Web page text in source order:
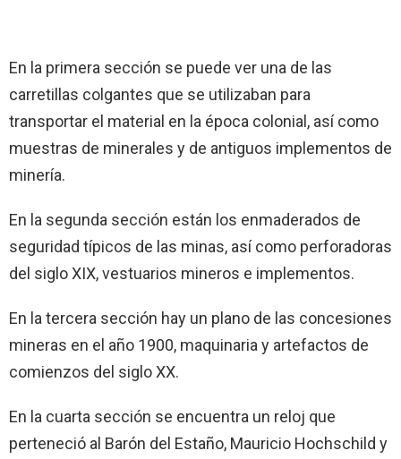
En la primera sección se puede ver una de las
carretillas colgantes que se utilizaban para
transportar el material en la época colonial, así como
muestras de minerales y de antiguos implementos de
minería.
En la segunda sección están los enmaderados de
seguridad típicos de las minas, así como perforadoras
del siglo XIX, vestuarios mineros e implementos.
En la tercera sección hay un plano de las concesiones
mineras en el año 1900, maquinaria y artefactos de
comienzos del siglo XX.
En la cuarta sección se encuentra un reloj que
perteneció al Barón del Estaño, Mauricio Hochschild y